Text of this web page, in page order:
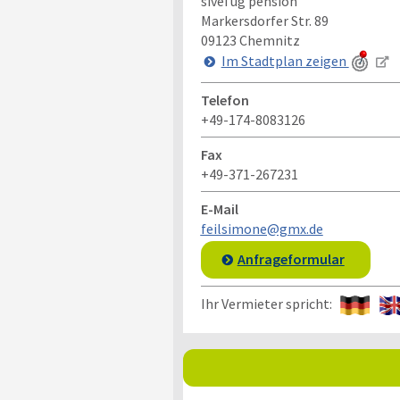
Markersdorfer Str. 89
09123 Chemnitz
Im Stadtplan zeigen
Telefon
+49-174-8083126
Fax
+49-371-267231
E-Mail
feilsimone@gmx.de
Anfrageformular
Ihr Vermieter spricht: